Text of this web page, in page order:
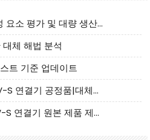
CNC Tech 국산 케이블 구성 요소 평가 및 대량 생산 적합성 가이드
체 해법 분석
트 기준 업데이트
JST 연결기- JST NSHR-02V-S 연결기 공정품|대체품 제공
JST 연결기 - JST GHR-09V-S 연결기 원본 제품 제공 | 대체품 제공